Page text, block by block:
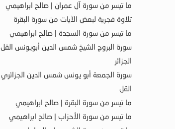
ما تيسر من سورة آل عمران | صالح ابراهيمي
تلاوة فجرية لبعض الآيات من سورة البقرة
ما تيسر من سورة السجدة | صالح ابراهيمي
سورة البروج الشيخ شمس الدين أبويونس القل
الجزائر
سورة الجمعة أبو يونس شمس الدين الجزائري
القل
ما تيسر من سورة البقرة | صالح ابراهيمي
ما تيسر من سورة الأحزاب | صالح ابراهيمي